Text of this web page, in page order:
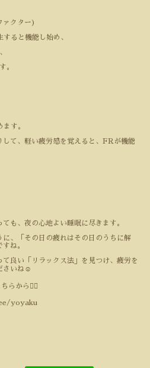
ァクター)
すると機能し始め、
。
す。
て、軽い疲労感を覚えると、 FR が機能
も、夜の心地よい睡眠に尽きます。
、「その日の疲れはその日のうちに解
ね。
良い「リラックス法」を見つけ、疲労を
さいね☺️
らから💁‍♀️
yoyaku